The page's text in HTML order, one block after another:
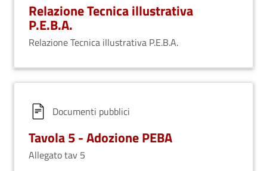
Relazione Tecnica illustrativa
P.E.B.A.
Relazione Tecnica illustrativa P.E.B.A.
Documenti pubblici
Tavola 5 - Adozione PEBA
Allegato tav 5